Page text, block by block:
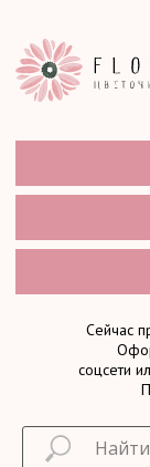
Оформите
соцсети или в